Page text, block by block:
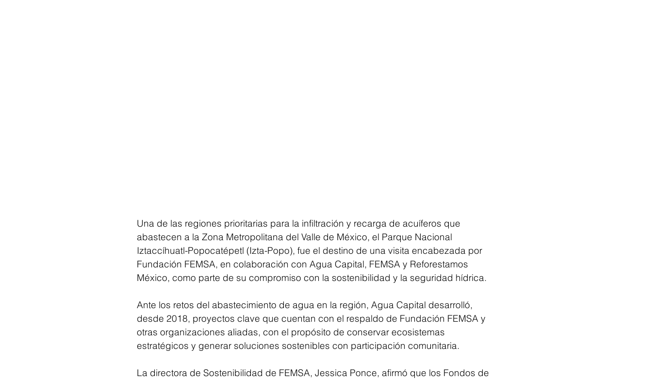
Una de las regiones prioritarias para la infiltración y recarga de acuíferos que
abastecen a la Zona Metropolitana del Valle de México, el Parque Nacional
Iztaccíhuatl-Popocatépetl (Izta-Popo), fue el destino de una visita encabezada por
Fundación FEMSA, en colaboración con Agua Capital, FEMSA y Reforestamos
México, como parte de su compromiso con la sostenibilidad y la seguridad hídrica.
Ante los retos del abastecimiento de agua en la región, Agua Capital desarrolló,
desde 2018, proyectos clave que cuentan con el respaldo de Fundación FEMSA y
otras organizaciones aliadas, con el propósito de conservar ecosistemas
estratégicos y generar soluciones sostenibles con participación comunitaria.
La directora de Sostenibilidad de FEMSA, Jessica Ponce, afirmó que los Fondos de